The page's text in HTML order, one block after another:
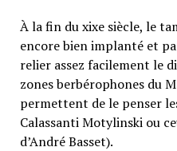
À la fin du xixe siècle, le
encore bien implanté et
relier assez facilement le
zones berbérophones du
permettent de le penser
Calassanti Motylinski ou
d’André Basset).